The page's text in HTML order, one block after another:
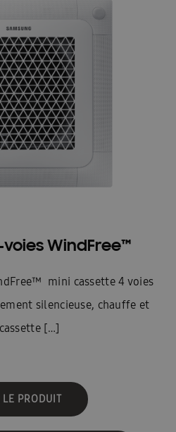
WindFree™
mini cassette 4 voies
silencieuse, chauffe et
[…]
PRODUIT